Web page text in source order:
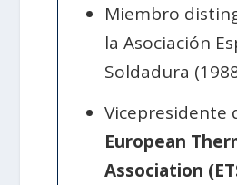
Miembro
la Asociación
Soldadura
Vicepresidente
European
Association